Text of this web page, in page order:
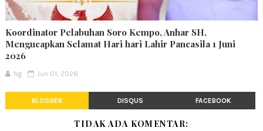
Koordinator Pelabuhan Soro Kempo, Anhar SH,
Mengucapkan Selamat Hari hari Lahir Pancasila 1 Juni
2026
Ng Jun 01, 2026
BLOGGER DISQUS FACEBOOK
TIDAK ADA KOMENTAR: